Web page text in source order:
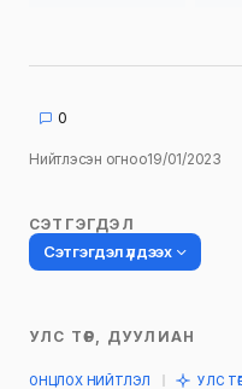
0
Нийтлэсэн огноо19/01/2023
СЭТГЭГДЭЛ
Сэтгэгдэл үлдээх
Таны имэйл хаягийг
УЛС ТӨР, ДУУЛИАН
ОНЦЛОХ НИЙТЛЭЛ УЛС